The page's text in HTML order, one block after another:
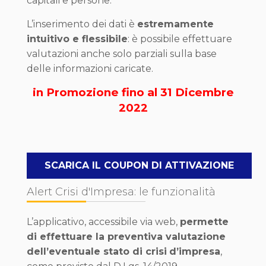
L’inserimento dei dati è estremamente
intuitivo e flessibile: è possibile effettuare
valutazioni anche solo parziali sulla base
delle informazioni caricate.
in Promozione fino al 31 Dicembre
2022
SCARICA IL COUPON DI ATTIVAZIONE
Alert Crisi d'Impresa: le funzionalità
L’applicativo, accessibile via web, permette
di effettuare la preventiva valutazione
dell’eventuale stato di crisi d’impresa,